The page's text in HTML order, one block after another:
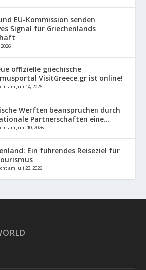
EU-Kommission senden
Signal für Griechenlands
offizielle griechische
VisitGreece.gr ist online!
am Juli 14, 2026
Werften beanspruchen durch
Partnerschaften eine...
am Juni 10, 2026
Ein führendes Reiseziel für
am Juli 23, 2026